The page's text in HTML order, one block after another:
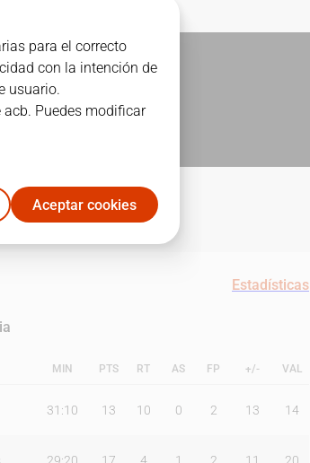
Estadísticas
MIN PTS RT AS FP +/- VAL
31:10 13 10 0 2 13 14
para el correcto
con la intención de
usuario.
Puedes modificar
Aceptar cookies